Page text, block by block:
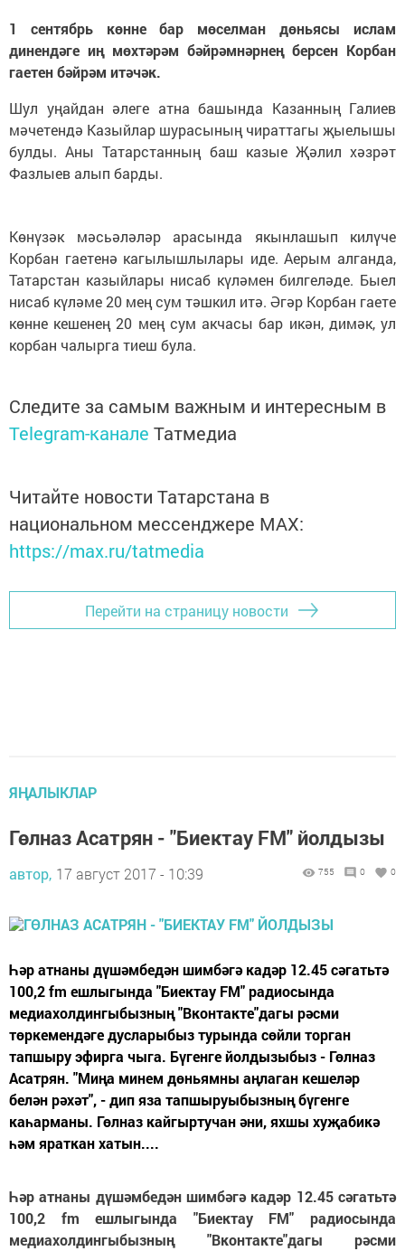
1 сентябрь көнне бар мөселман дөньясы ислам
динендәге иң мөхтәрәм бәйрәмнәрнең берсен Корбан
гаетен бәйрәм итәчәк.
Шул уңайдан әлеге атна башында Казанның Галиев
мәчетендә Казыйлар шурасының чираттагы җыелышы
булды. Аны Татарстанның баш казые Җәлил хәзрәт
Фазлыев алып барды.
Көнүзәк мәсьәләләр арасында якынлашып килүче
Корбан гаетенә кагылышлылары иде. Аерым алганда,
Татарстан казыйлары нисаб күләмен билгеләде. Быел
нисаб күләме 20 мең сум тәшкил итә. Әгәр Корбан гаете
көнне кешенең 20 мең сум акчасы бар икән, димәк, ул
корбан чалырга тиеш була.
Следите за самым важным и интересным в
Telegram-канале Татмедиа
Читайте новости Татарстана в
национальном мессенджере MАХ:
https://max.ru/tatmedia
Перейти на страницу новости
ЯҢАЛЫКЛАР
Гөлназ Асатрян - "Биектау FM" йолдызы
автор, 17 август 2017 - 10:39 755 0 0
Һәр атнаны дүшәмбедән шимбәгә кадәр 12.45 сәгатьтә
100,2 fm ешлыгында "Биектау FM" радиосында
медиахолдингыбызның "Вконтакте"дагы рәсми
төркемендәге дусларыбыз турында сөйли торган
тапшыру эфирга чыга. Бүгенге йолдызыбыз - Гөлназ
Асатрян. "Миңа минем дөньямны аңлаган кешеләр
белән рәхәт", - дип яза тапшыруыбызның бүгенге
каһарманы. Гөлназ кайгыртучан әни, яхшы хуҗабикә
һәм яраткан хатын....
Һәр атнаны дүшәмбедән шимбәгә кадәр 12.45 сәгатьтә
100,2 fm ешлыгында "Биектау FM" радиосында
медиахолдингыбызның "Вконтакте"дагы рәсми